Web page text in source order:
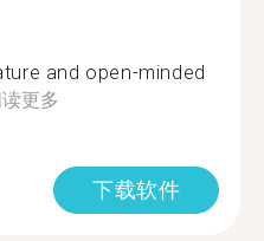
and open-minded
更多
下载软件